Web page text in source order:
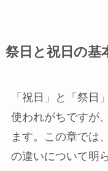
祭日と祝日の基
「祝日」と「祭日
使われがちですが
ます。この章では
の違いについて明